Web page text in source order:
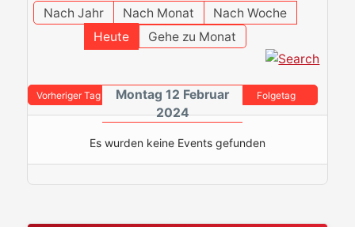
Nach Jahr Nach Monat
Nach Woche
Heute
Gehe zu Monat
Vorheriger Tag
Montag 12 Februar
2024
Folgetag
Es wurden keine Events gefunden